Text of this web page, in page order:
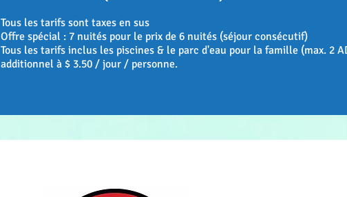
Tous les tarifs sont taxes en sus
Offre spécial : 7 nuités pour le prix de 6 nuités (séjour consécutif)
Tous les tarifs inclus les piscines & le parc d'eau pour la famille (max. 2
additionnel à $ 3.50 / jour / personne.